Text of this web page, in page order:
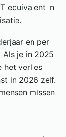
equivalent in
en per
Als je in 2025
het verlies
in 2026 zelf.
missen